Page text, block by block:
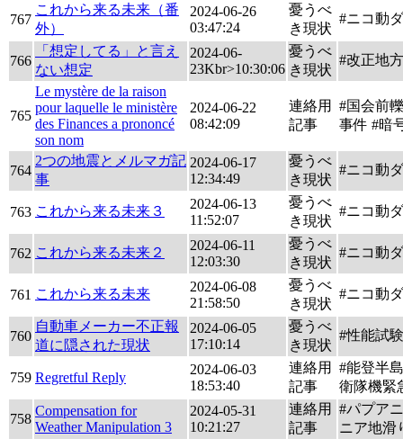
767
これから来る未来（番
外）
2024-06-26
03:47:24
憂うべ
き現状
#ニコ動
766
「想定してる」と言え
ない想定
2024-06-
23Kbr>10:30:06
憂うべ
き現状
#改正地
765
Le mystère de la raison
pour laquelle le ministère
des Finances a prononcé
son nom
2024-06-22
08:42:09
連絡用
記事
#国会前
事件 #暗
764
2つの地震とメルマガ記
事
2024-06-17
12:34:49
憂うべ
き現状
#ニコ動
763 これから来る未来３
2024-06-13
11:52:07
憂うべ
き現状
#ニコ動
762 これから来る未来２
2024-06-11
12:03:30
憂うべ
き現状
#ニコ動
761 これから来る未来
2024-06-08
21:58:50
憂うべ
き現状
#ニコ動
760
自動車メーカー不正報
道に隠された現状
2024-06-05
17:10:14
憂うべ
き現状
#性能試
759 Regretful Reply
2024-06-03
18:53:40
連絡用
記事
#能登半
衛隊機緊
758
Compensation for
Weather Manipulation 3
2024-05-31
10:21:27
連絡用
記事
#パプア
ニア地滑